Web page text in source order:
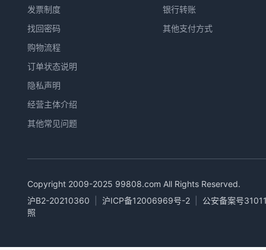
发票制度
找回密码
购物流程
订单状态说明
隐私声明
经营主体介绍
其他常见问题
银行转账
其他支付方式
Copyright 2009-2025 99808.com All Rights Reserved.
沪B2-20210360
沪ICP备12006969号-2
公安备案号
照